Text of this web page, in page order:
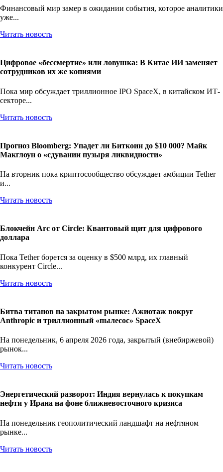
Финансовый мир замер в ожидании события, которое аналитики
уже...
Читать новость
Цифровое «бессмертие» или ловушка: В Китае ИИ заменяет
сотрудников их же копиями
Пока мир обсуждает триллионное IPO SpaceX, в китайском ИТ-
секторе...
Читать новость
Прогноз Bloomberg: Упадет ли Биткоин до $10 000? Майк
Макглоун о «сдувании пузыря ликвидности»
На вторник пока криптосообщество обсуждает амбиции Tether
и...
Читать новость
Блокчейн Arc от Circle: Квантовый щит для цифрового
доллара
Пока Tether борется за оценку в $500 млрд, их главный
конкурент Circle...
Читать новость
Битва титанов на закрытом рынке: Ажиотаж вокруг
Anthropic и триллионный «пылесос» SpaceX
На понедельник, 6 апреля 2026 года, закрытый (внебиржевой)
рынок...
Читать новость
Энергетический разворот: Индия вернулась к покупкам
нефти у Ирана на фоне ближневосточного кризиса
На понедельник геополитический ландшафт на нефтяном
рынке...
Читать новость